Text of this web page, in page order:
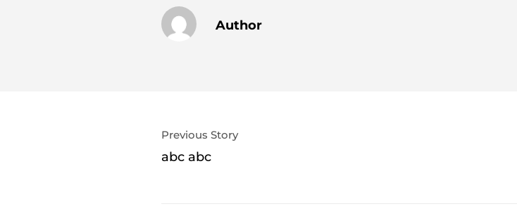
Author
Previous Story
abc abc